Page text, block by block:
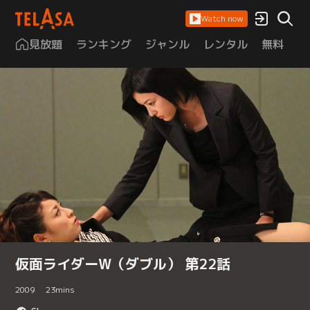
Watch now
見放題 ランキング ジャンル レンタル 無料
仮面ライダーW（ダブル） 第22話
2009 23mins